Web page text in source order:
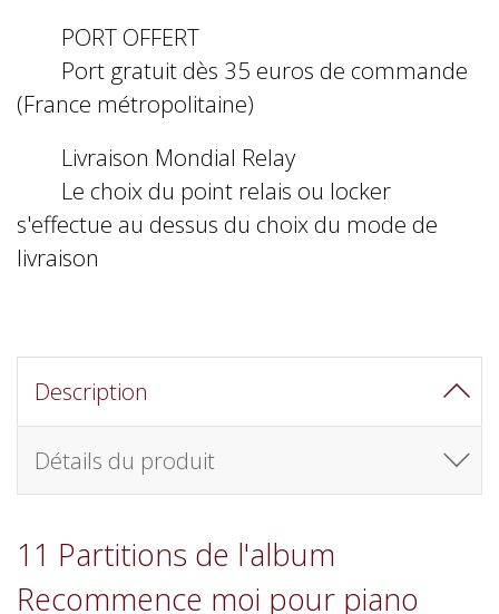
PORT OFFERT
Port gratuit dès 35 euros de commande
(France métropolitaine)
Livraison Mondial Relay
Le choix du point relais ou locker
s'effectue au dessus du choix du mode de
livraison
Description
Détails du produit
11 Partitions de l'album
Recommence moi pour piano